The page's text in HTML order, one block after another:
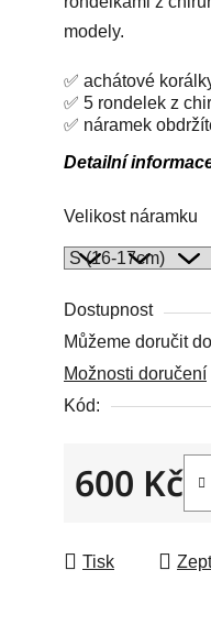
0,0
z
hvězdiček.
modely.
✅ achátové
✅ 5 rondelek z
✅ náramek
Detailní
Velikost náramku
Dostupnost
Můžeme doručit
Možnosti doručení
Kód:
600 Kč
Tisk